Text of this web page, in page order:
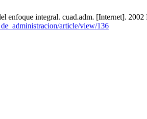
enfoque integral. cuad.adm. [Internet].
article/view/136